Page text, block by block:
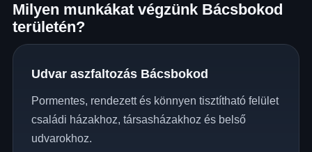
Milyen munkákat végzünk Bácsbokod
területén?
Udvar aszfaltozás Bácsbokod
Pormentes, rendezett és könnyen tisztítható felület
családi házakhoz, társasházakhoz és belső
udvarokhoz.